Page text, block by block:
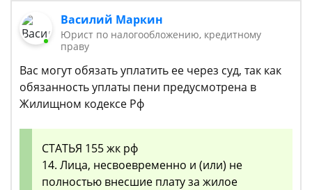
Василий Маркин
Юрист по налогообложению, кредитному
праву
Вас могут обязать уплатить ее через суд, так как
обязанность уплаты пени предусмотрена в
Жилищном кодексе Рф
СТАТЬЯ 155 жк рф
14. Лица, несвоевременно и (или) не
полностью внесшие плату за жилое